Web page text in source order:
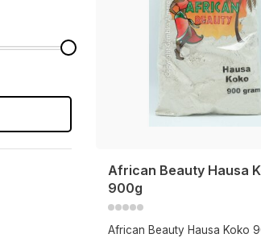
African Beauty Hausa
900g
African Beauty Hausa Koko